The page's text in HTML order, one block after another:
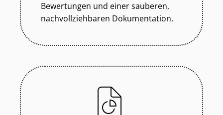
Bewertungen und einer sauberen,
nach­voll­zieh­ba­ren Dokumentation.